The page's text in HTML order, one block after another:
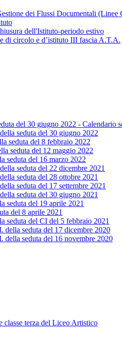
dei Flussi Documentali
dell'Istituto-periodo estivo
di circolo e d’istituto III fascia A.T.A.
del 30 giugno 2022 - Calendario
seduta del 30 giugno 2022
seduta del 8 febbraio 2022
seduta del 12 maggio 2022
seduta del 16 marzo 2022
seduta del 22 dicembre 2021
seduta del 28 ottobre 2021
seduta del 17 settembre 2021
seduta del 30 giugno 2021
seduta del 19 aprile 2021
del 8 aprile 2021
seduta del CI del 5 febbraio 2021
seduta del 17 dicembre 2020
seduta del 16 novembre 2020
classe terza del Liceo Artistico